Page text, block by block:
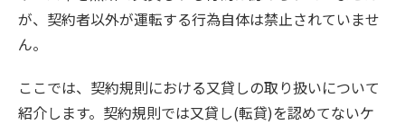
が、契約者以外が運転する行為自体は禁止されていませ
ん。
ここでは、契約規則における又貸しの取り扱いについて
紹介します。契約規則では又貸し(転貸)を認めてないケ